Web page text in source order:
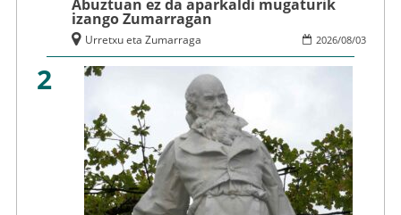
Abuztuan ez da aparkaldi mugaturik
izango Zumarragan
2026/08/03
Urretxu eta Zumarraga
2